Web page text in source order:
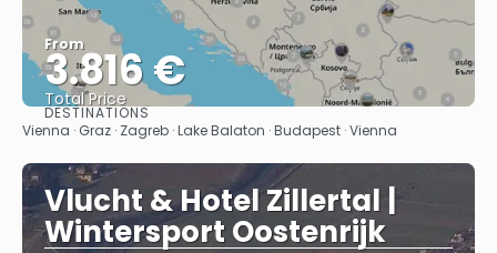
From
3.816 €
Total Price
See
DESTINATIONS
Vienna · Graz · Zagreb · Lake Balaton · Budapest · Vienna
Vlucht & Hotel Zillertal |
Wintersport Oostenrijk